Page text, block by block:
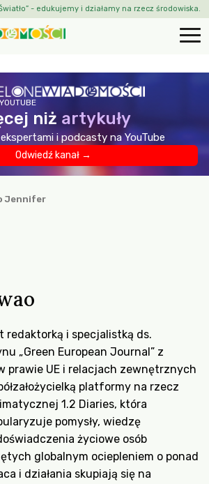
- edukujemy i działamy na rzecz środowiska.
niż artykuły
i podcasty na YouTube
Odwiedź kanał →
Jennifer
redaktorką i specjalistką ds.
„Green European Journal” z
prawie UE i relacjach zewnętrznych
platformy na rzecz
1.2 Diaries, która
pomysły, wiedzę
życiowe osób
globalnym ociepleniem o ponad
i działania skupiają się na